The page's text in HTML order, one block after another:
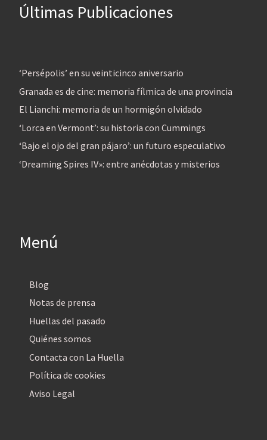
Últimas Publicaciones
‘Persépolis’ en su veinticinco aniversario
Granada es de cine: memoria fílmica de una provincia
El Lianchi: memoria de un hormigón olvidado
‘Lorca en Vermont’: su historia con Cummings
‘Bajo el ojo del gran pájaro’: un futuro especulativo
‘Dreaming Spires IV»: entre anécdotas y misterios
Menú
Blog
Notas de prensa
Huellas del pasado
Quiénes somos
Contacta con La Huella
Política de cookies
Aviso Legal